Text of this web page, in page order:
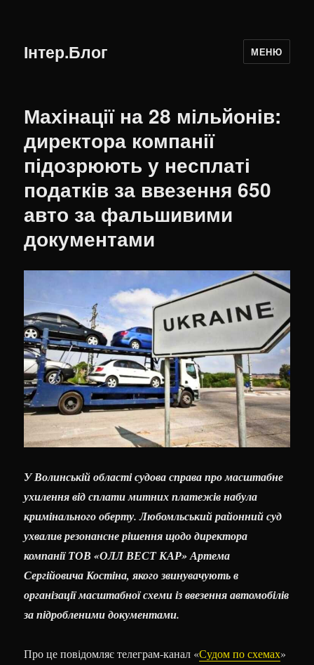
Інтер.Блог МЕНЮ
Махінації на 28 мільйонів:
директора компанії
підозрюють у несплаті
податків за ввезення 650
авто за фальшивими
документами
У Волинській області судова справа про масштабне
ухилення від сплати митних платежів набула
кримінального оберту. Любомльський районний суд
ухвалив резонансне рішення щодо директора
компанії ТОВ «ОЛЛ ВЕСТ КАР» Артема
Сергійовича Костіна, якого звинувачують в
організації масштабної схеми із ввезення автомобілів
за підробленими документами.
Про це повідомляє телеграм-канал «Судом по схемах»